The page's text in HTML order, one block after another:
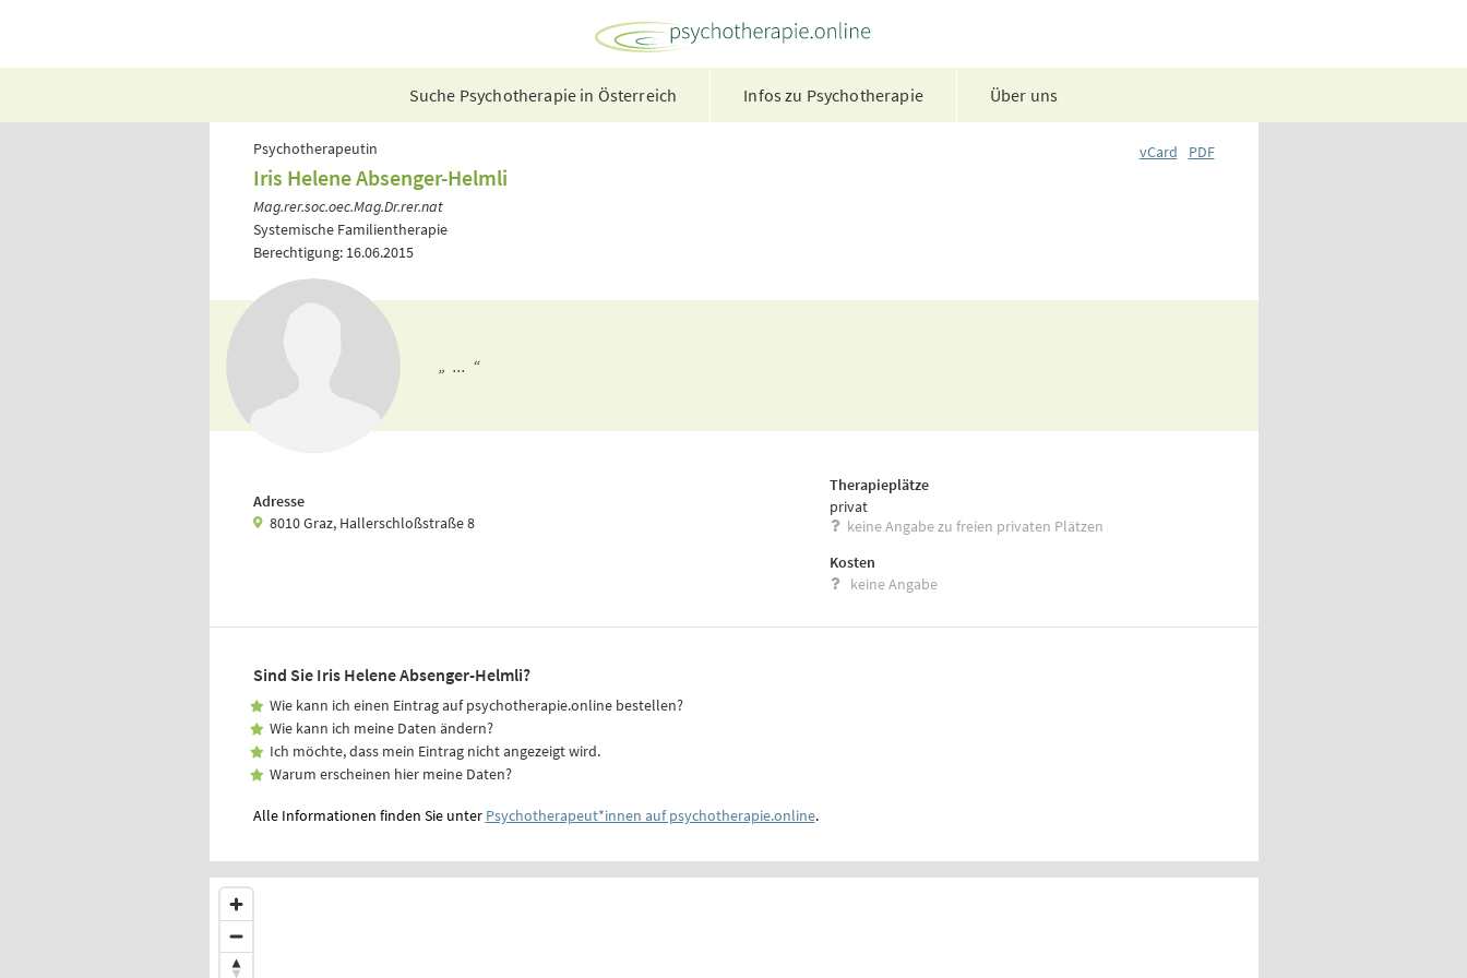
Suche Psychotherapie in Österreich Infos zu Psychotherapie Über uns
Psychotherapeutin
Iris Helene Absenger-Helmli
Mag.rer.soc.oec.Mag.Dr.rer.nat
Systemische Familientherapie
Berechtigung: 16.06.2015
vCard PDF
„ ... “
Adresse
8010 Graz, Hallerschloßstraße 8
Therapieplätze
privat
keine Angabe zu freien privaten Plätzen
Kosten
keine Angabe
Sind Sie Iris Helene Absenger-Helmli?
Wie kann ich einen Eintrag auf psychotherapie.online bestellen?
Wie kann ich meine Daten ändern?
Ich möchte, dass mein Eintrag nicht angezeigt wird.
Warum erscheinen hier meine Daten?
Alle Informationen finden Sie unter Psychotherapeut*innen auf psychotherapie.online.